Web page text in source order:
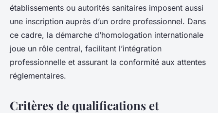
établissements ou autorités sanitaires imposent aussi
une inscription auprès d’un ordre professionnel. Dans
ce cadre, la démarche d’homologation internationale
joue un rôle central, facilitant l’intégration
professionnelle et assurant la conformité aux attentes
réglementaires.
Critères de qualifications et